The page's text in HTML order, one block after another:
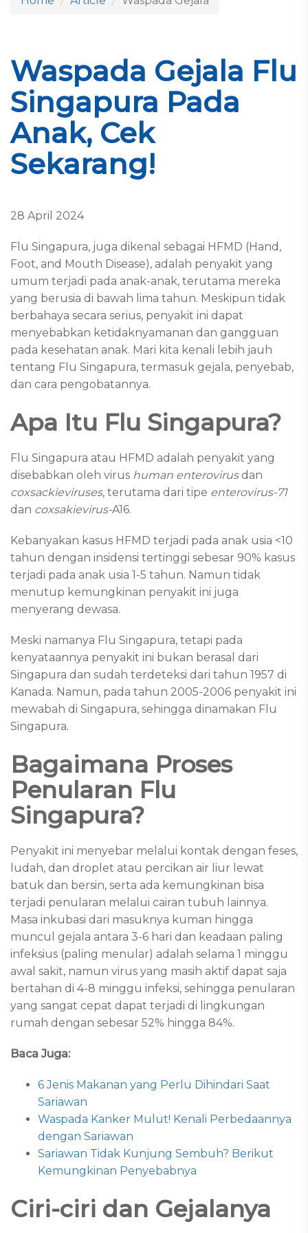
Waspada Gejala Flu
Singapura Pada
Anak, Cek
Sekarang!
28 April 2024
Flu Singapura, juga dikenal sebagai HFMD (Hand,
Foot, and Mouth Disease), adalah penyakit yang
umum terjadi pada anak-anak, terutama mereka
yang berusia di bawah lima tahun. Meskipun tidak
berbahaya secara serius, penyakit ini dapat
menyebabkan ketidaknyamanan dan gangguan
pada kesehatan anak. Mari kita kenali lebih jauh
tentang Flu Singapura, termasuk gejala, penyebab,
dan cara pengobatannya.
Apa Itu Flu Singapura?
Flu Singapura atau HFMD adalah penyakit yang
disebabkan oleh virus human enterovirus dan
coxsackieviruses, terutama dari tipe enterovirus-71
dan coxsakievirus-A16.
Kebanyakan kasus HFMD terjadi pada anak usia <10
tahun dengan insidensi tertinggi sebesar 90% kasus
terjadi pada anak usia 1-5 tahun. Namun tidak
menutup kemungkinan penyakit ini juga
menyerang dewasa.
Meski namanya Flu Singapura, tetapi pada
kenyataannya penyakit ini bukan berasal dari
Singapura dan sudah terdeteksi dari tahun 1957 di
Kanada. Namun, pada tahun 2005-2006 penyakit ini
mewabah di Singapura, sehingga dinamakan Flu
Singapura.
Bagaimana Proses
Penularan Flu
Singapura?
Penyakit ini menyebar melalui kontak dengan feses,
ludah, dan droplet atau percikan air liur lewat
batuk dan bersin, serta ada kemungkinan bisa
terjadi penularan melalui cairan tubuh lainnya.
Masa inkubasi dari masuknya kuman hingga
muncul gejala antara 3-6 hari dan keadaan paling
infeksius (paling menular) adalah selama 1 minggu
awal sakit, namun virus yang masih aktif dapat saja
bertahan di 4-8 minggu infeksi, sehingga penularan
yang sangat cepat dapat terjadi di lingkungan
rumah dengan sebesar 52% hingga 84%.
Baca Juga:
6 Jenis Makanan yang Perlu Dihindari Saat
Sariawan
Waspada Kanker Mulut! Kenali Perbedaannya
dengan Sariawan
Sariawan Tidak Kunjung Sembuh? Berikut
Kemungkinan Penyebabnya
Ciri-ciri dan Gejalanya